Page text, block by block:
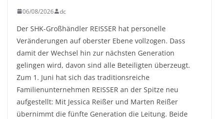
06/08/2026 dc
Der SHK-Großhändler REISSER hat personelle
Veränderungen auf oberster Ebene vollzogen. Dass
damit der Wechsel hin zur nächsten Generation
gelingen wird, davon sind alle Beteiligten überzeugt.
Zum 1. Juni hat sich das traditionsreiche
Familienunternehmen REISSER an der Spitze neu
aufgestellt: Mit Jessica Reißer und Marten Reißer
übernimmt die fünfte Generation die Leitung. Beide